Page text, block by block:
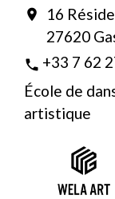
location_on
16
27620
phone +33 7 62
École de
artistique